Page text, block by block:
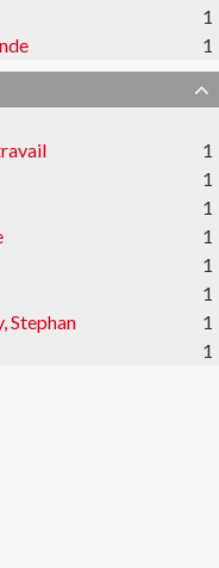
1
1
1
1
1
1
1
1
Stephan
1
1